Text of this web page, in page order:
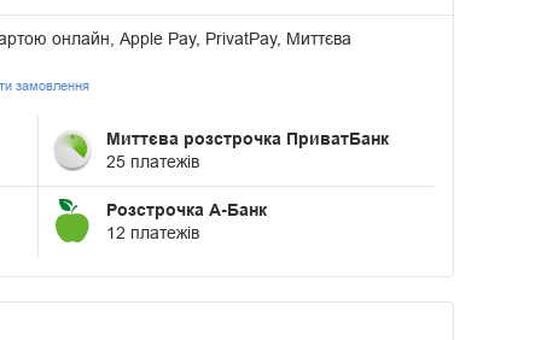
онлайн, Apple Pay, PrivatPay, Миттєва
замовлення
Миттєва розстрочка ПриватБанк
25 платежів
Розстрочка А-Банк
12 платежів